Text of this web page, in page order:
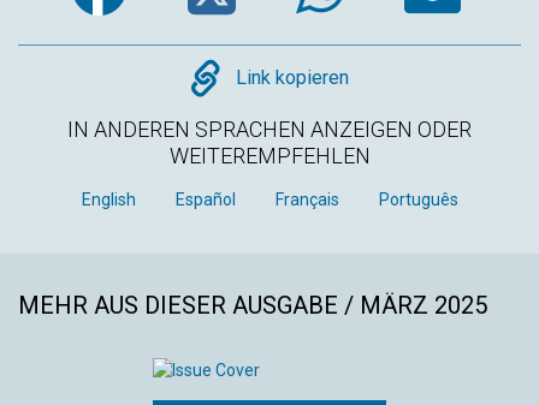
Copy
Link kopieren
IN ANDEREN SPRACHEN ANZEIGEN ODER
WEITEREMPFEHLEN
English Español Français Português
MEHR AUS DIESER AUSGABE / MÄRZ 2025